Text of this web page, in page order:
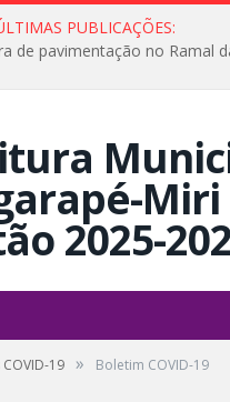
PUBLICAÇÕES:
19 »
Boletim COVID-19